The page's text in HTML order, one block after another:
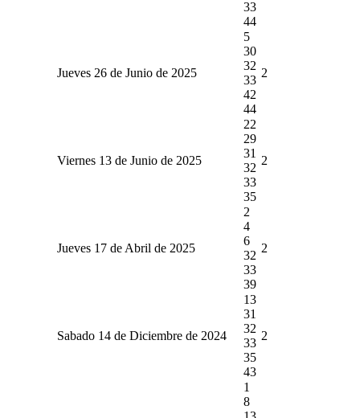
33
44
Jueves 26 de Junio de 2025
5
30
32
33
42
44
2
Viernes 13 de Junio de 2025
22
29
31
32
33
35
2
Jueves 17 de Abril de 2025
2
4
6
32
33
39
2
Sabado 14 de Diciembre de 2024
13
31
32
33
35
43
2
1
8